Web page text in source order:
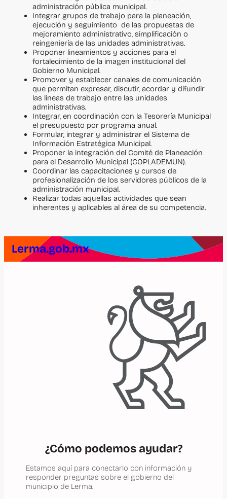
administración pública municipal.
Integrar grupos de trabajo para la planeación,
ejecución y seguimiento de las propuestas de
mejoramiento administrativo, simplificación o
reingeniería de las unidades administrativas.
Proponer lineamientos y acciones para el
fortalecimiento de la imagen institucional del
Gobierno Municipal.
Promover y establecer canales de comunicación
que permitan expresar, discutir, acordar y difundir
las líneas de trabajo entre las unidades
administrativas.
Integrar, en coordinación con la Tesorería Municipal
el presupuesto por programa anual.
Formular, integrar y administrar el Sistema de
Información Estratégica Municipal.
Proponer la integración del Comité de Planeación
para el Desarrollo Municipal (COPLADEMUN).
Coordinar las capacitaciones y cursos de
profesionalización de los servidores públicos de la
administración municipal.
Realizar todas aquellas actividades que sean
inherentes y aplicables al área de su competencia.
Lerma.gob.mx
¿Cómo podemos ayudar?
Estamos aquí para conectarlo con información y
responder preguntas sobre el gobierno del
municipio de Lerma.